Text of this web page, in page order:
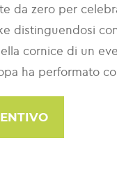
da zero per
distinguendosi
cornice di un
ha performato